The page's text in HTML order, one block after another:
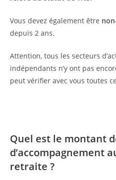
Vous devez également être
depuis 2 ans.
Attention, tous les secteurs
indépendants n’y ont pas
peut vérifier avec vous toutes
Quel est le montant
d’accompagnement
retraite ?